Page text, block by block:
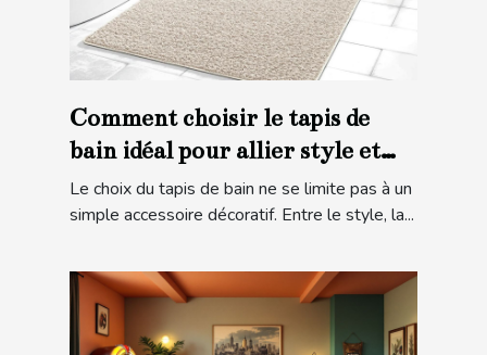
Comment choisir le tapis de
bain idéal pour allier style et
sécurité ?
Le choix du tapis de bain ne se limite pas à un
simple accessoire décoratif. Entre le style, la...